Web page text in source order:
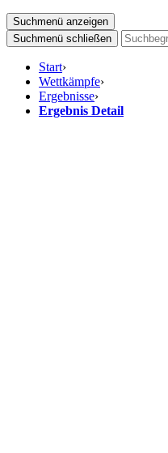
Suchmenü anzeigen
Suchmenü schließen
Start›
Wettkämpfe›
Ergebnisse›
Ergebnis Detail